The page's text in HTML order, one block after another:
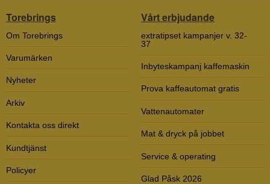
Torebrings
Om Torebrings
Varumärken
Nyheter
Arkiv
Kontakta oss direkt
Kundtjänst
Policyer
Vårt erbjudande
extratipset kampanjer v. 32-
37
Inbyteskampanj kaffemaskin
Prova kaffeautomat gratis
Vattenautomater
Mat & dryck på jobbet
Service & operating
Glad Påsk 2026